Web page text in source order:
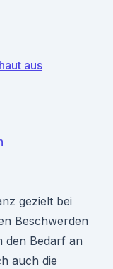
aus
gezielt bei
Beschwerden
den Bedarf an
auch die